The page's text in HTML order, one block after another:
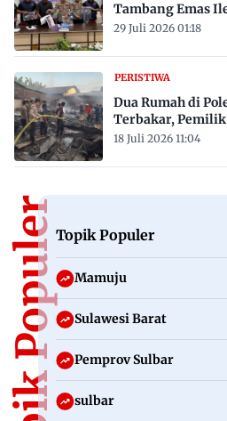
Tambang Emas
29 Juli 2026 01:18
PERISTIWA
Dua Rumah di
Terbakar,
18 Juli 2026 11:04
Topik PopulerTopik Populer
Mamuju
Sulawesi Barat
Pemprov Sulbar
sulbar